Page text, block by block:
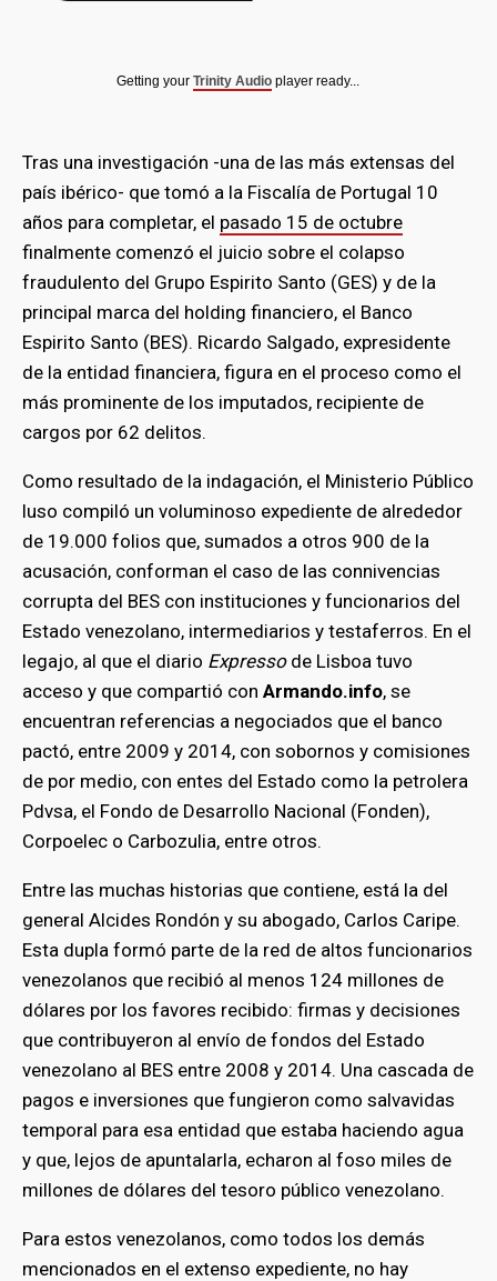
Getting your Trinity Audio player ready...
Tras una investigación -una de las más extensas del
país ibérico- que tomó a la Fiscalía de Portugal 10
años para completar, el pasado 15 de octubre
finalmente comenzó el juicio sobre el colapso
fraudulento del Grupo Espirito Santo (GES) y de la
principal marca del holding financiero, el Banco
Espirito Santo (BES). Ricardo Salgado, expresidente
de la entidad financiera, figura en el proceso como el
más prominente de los imputados, recipiente de
cargos por 62 delitos.
Como resultado de la indagación, el Ministerio Público
luso compiló un voluminoso expediente de alrededor
de 19.000 folios que, sumados a otros 900 de la
acusación, conforman el caso de las connivencias
corrupta del BES con instituciones y funcionarios del
Estado venezolano, intermediarios y testaferros. En el
legajo, al que el diario Expressode Lisboa tuvo
acceso y que compartió con Armando.info, se
encuentran referencias a negociados que el banco
pactó, entre 2009 y 2014, con sobornos y comisiones
de por medio, con entes del Estado como la petrolera
Pdvsa, el Fondo de Desarrollo Nacional (Fonden),
Corpoelec o Carbozulia, entre otros.
Entre las muchas historias que contiene, está la del
general Alcides Rondón y su abogado, Carlos Caripe.
Esta dupla formó parte de la red de altos funcionarios
venezolanos que recibió al menos 124 millones de
dólares por los favores recibido: firmas y decisiones
que contribuyeron al envío de fondos del Estado
venezolano al BES entre 2008 y 2014. Una cascada de
pagos e inversiones que fungieron como salvavidas
temporal para esa entidad que estaba haciendo agua
y que, lejos de apuntalarla, echaron al foso miles de
millones de dólares del tesoro público venezolano.
Para estos venezolanos, como todos los demás
mencionados en el extenso expediente, no hay